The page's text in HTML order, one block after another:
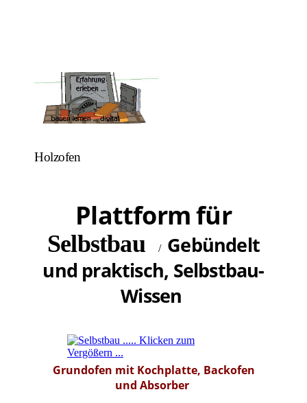
Holzofen
Plattformfür
Selbstbau / Gebündelt
und praktisch, Selbstbau-
Wissen
Grundofen mit Kochplatte, Backofen
und Absorber